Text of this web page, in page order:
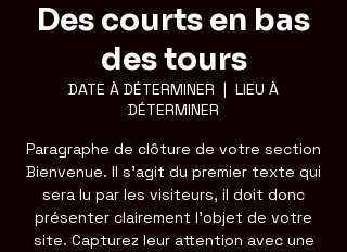
Des courts en bas
des tours
DATE À DÉTERMINER
  |
LIEU À
DÉTERMINER
Paragraphe de clôture de votre section
Bienvenue. Il s'agit du premier texte qui
sera lu par les visiteurs, il doit donc
présenter clairement l'objet de votre
site. Capturez leur attention avec une